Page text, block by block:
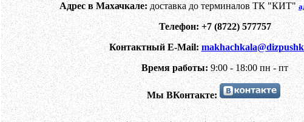
Адрес в Махачкале:доставка до терминалов ТК "КИТ"
Телефон: +7 (8722) 577757
Контактный E-Mail:
Время работы:9:00 - 18:00 пн - пт
Мы ВКонтакте: